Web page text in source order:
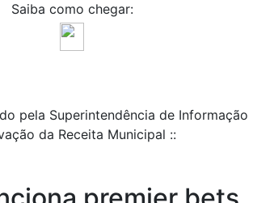
Saiba como chegar:
pela Superintendência de Informação
da Receita Municipal ::